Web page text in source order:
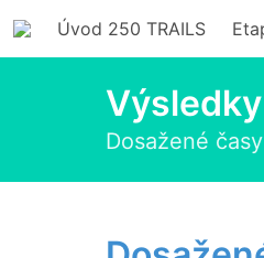
Úvod 250 TRAILS
Dosažené